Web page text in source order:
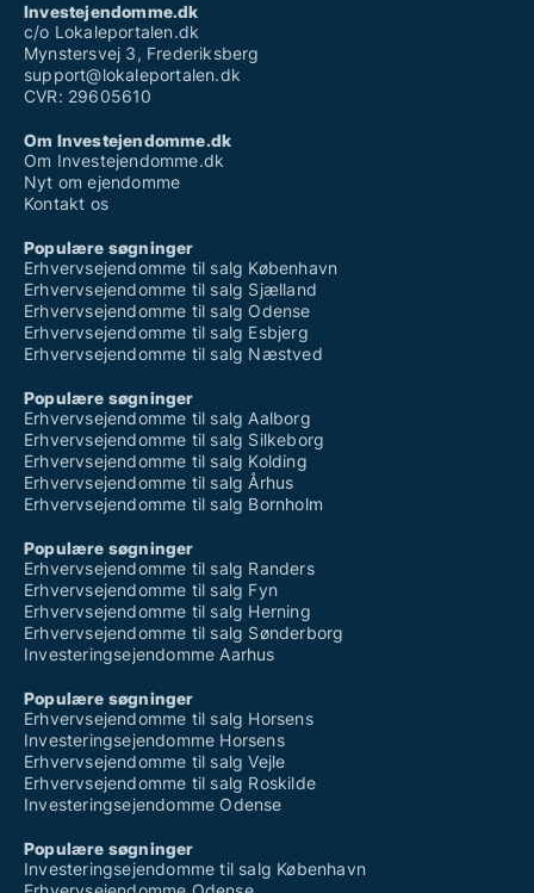
Investejendomme.dk
c/o Lokaleportalen.dk
Mynstersvej 3, Frederiksberg
support@lokaleportalen.dk
CVR: 29605610
Om Investejendomme.dk
Om Investejendomme.dk
Nyt om ejendomme
Kontakt os
Populære søgninger
Erhvervsejendomme til salg København
Erhvervsejendomme til salg Sjælland
Erhvervsejendomme til salg Odense
Erhvervsejendomme til salg Esbjerg
Erhvervsejendomme til salg Næstved
Populære søgninger
Erhvervsejendomme til salg Aalborg
Erhvervsejendomme til salg Silkeborg
Erhvervsejendomme til salg Kolding
Erhvervsejendomme til salg Århus
Erhvervsejendomme til salg Bornholm
Populære søgninger
Erhvervsejendomme til salg Randers
Erhvervsejendomme til salg Fyn
Erhvervsejendomme til salg Herning
Erhvervsejendomme til salg Sønderborg
Investeringsejendomme Aarhus
Populære søgninger
Erhvervsejendomme til salg Horsens
Investeringsejendomme Horsens
Erhvervsejendomme til salg Vejle
Erhvervsejendomme til salg Roskilde
Investeringsejendomme Odense
Populære søgninger
Investeringsejendomme til salg København